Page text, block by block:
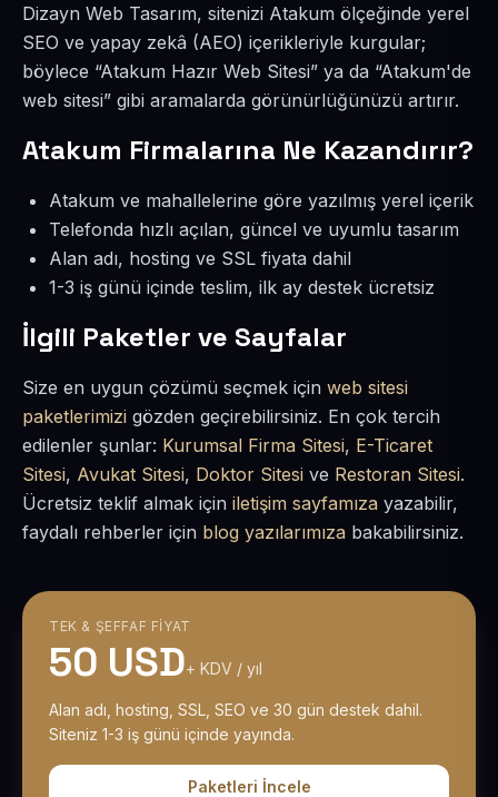
Dizayn Web Tasarım, sitenizi Atakum ölçeğinde yerel
SEO ve yapay zekâ (AEO) içerikleriyle kurgular;
böylece “Atakum Hazır Web Sitesi” ya da “Atakum'de
web sitesi” gibi aramalarda görünürlüğünüzü artırır.
Atakum Firmalarına Ne Kazandırır?
Atakum ve mahallelerine göre yazılmış yerel içerik
Telefonda hızlı açılan, güncel ve uyumlu tasarım
Alan adı, hosting ve SSL fiyata dahil
1-3 iş günü içinde teslim, ilk ay destek ücretsiz
İlgili Paketler ve Sayfalar
Size en uygun çözümü seçmek için web sitesi
paketlerimizi gözden geçirebilirsiniz. En çok tercih
edilenler şunlar: Kurumsal Firma Sitesi, E-Ticaret
Sitesi, Avukat Sitesi, Doktor Sitesi ve Restoran Sitesi.
Ücretsiz teklif almak için iletişim sayfamıza yazabilir,
faydalı rehberler için blog yazılarımıza bakabilirsiniz.
TEK & ŞEFFAF FIYAT
50 USD+ KDV / yıl
Alan adı, hosting, SSL, SEO ve 30 gün destek dahil.
Siteniz 1-3 iş günü içinde yayında.
Paketleri İncele